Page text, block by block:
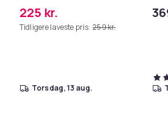
moppeklude, kompatibel
med Dreame L50 Pro Ultra,
225 kr.
Tidligere laveste pris: 259 kr.
torsdag, 13 aug.